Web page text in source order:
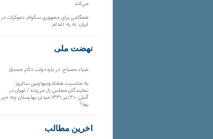
می‌کند
همگامی برای جمهوری سکولار دموکرات در
ایران: نه به اعدام
نهضت ملی
ضیاء مصباح: در باره دولت دکتر مصدق
به مناسبت هفتادوچهارمین سالروز:
نمایندگان مجلس زار می‌زدند/ تهران در
آتش؛ ۳۰ تیر ۱۳۳۱ میدان بهارستان چه خبر
بود؟
آخرین مطالب